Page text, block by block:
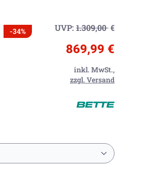
-34% UVP: 1.309,00€
869,99 €
inkl. MwSt.,
zzgl. Versand